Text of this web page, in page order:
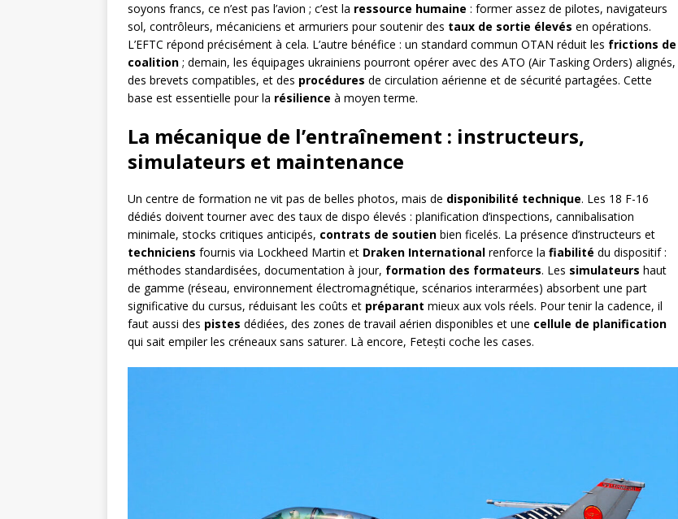
soyons francs, ce n’est pas l’avion ; c’est la ressource humaine : former assez de pilotes, navigateurs
sol, contrôleurs, mécaniciens et armuriers pour soutenir des taux de sortie élevés en opérations.
L’EFTC répond précisément à cela. L’autre bénéfice : un standard commun OTAN réduit les frictions de
coalition ; demain, les équipages ukrainiens pourront opérer avec des ATO (Air Tasking Orders) alignés,
des brevets compatibles, et des procédures de circulation aérienne et de sécurité partagées. Cette
base est essentielle pour la résilience à moyen terme.
La mécanique de l’entraînement : instructeurs,
simulateurs et maintenance
Un centre de formation ne vit pas de belles photos, mais de disponibilité technique. Les 18 F-16
dédiés doivent tourner avec des taux de dispo élevés : planification d’inspections, cannibalisation
minimale, stocks critiques anticipés, contrats de soutien bien ficelés. La présence d’instructeurs et
techniciens fournis via Lockheed Martin et Draken International renforce la fiabilité du dispositif :
méthodes standardisées, documentation à jour, formation des formateurs. Les simulateurs haut
de gamme (réseau, environnement électromagnétique, scénarios interarmées) absorbent une part
significative du cursus, réduisant les coûts et préparant mieux aux vols réels. Pour tenir la cadence, il
faut aussi des pistes dédiées, des zones de travail aérien disponibles et une cellule de planification
qui sait empiler les créneaux sans saturer. Là encore, Fetești coche les cases.